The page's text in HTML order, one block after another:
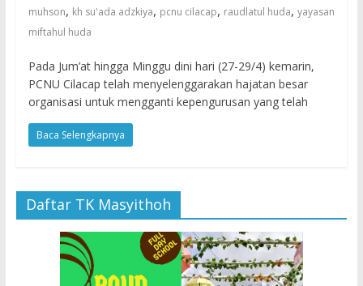
muhson, kh su'ada adzkiya, pcnu cilacap, raudlatul huda, yayasan
miftahul huda
Pada Jum’at hingga Minggu dini hari (27-29/4) kemarin,
PCNU Cilacap telah menyelenggarakan hajatan besar
organisasi untuk mengganti kepengurusan yang telah
Baca Selengkapnya
Daftar TK Masyithoh